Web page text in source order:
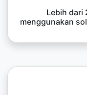
Lebih dari
menggunakan